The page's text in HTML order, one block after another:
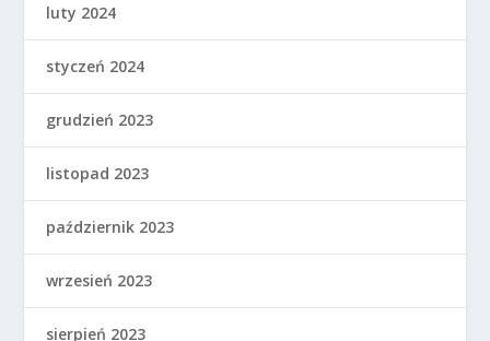
luty 2024
styczeń 2024
grudzień 2023
listopad 2023
październik 2023
wrzesień 2023
sierpień 2023